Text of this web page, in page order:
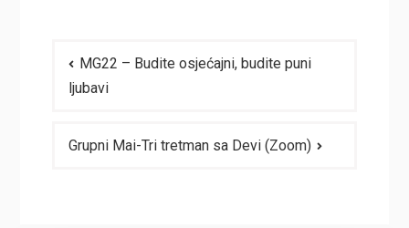
članaka
MG22 – Budite osjećajni, budite puni
ljubavi
Grupni Mai-Tri tretman sa Devi (Zoom)